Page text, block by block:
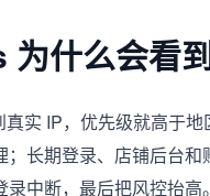
什么会看
实 IP，优先级就高于地
长期登录、店铺后台
中断，最后把风控抬高。